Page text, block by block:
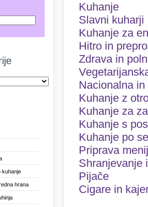
Kuhanje
Slavni kuharji
Kuhanje za
Hitro in
Zdrava in
Nacionalna
Kuhanje z
Kuhanje za
Kuhanje s
Kuhanje po
Priprava
Shranjevanje
Pijače
Cigare in
kuhanje
hrana